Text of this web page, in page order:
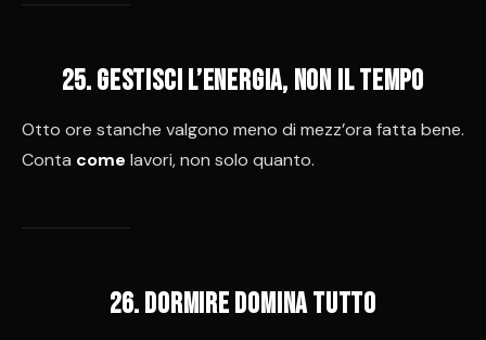
25. Gestisci l’energia, non il tempo
Otto ore stanche valgono meno di mezz’ora fatta bene.
Conta come lavori, non solo quanto.
26. Dormire domina tutto